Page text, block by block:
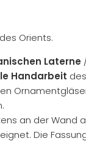
Orients.
Laterne
Handarbeit des
an der Wand
Die